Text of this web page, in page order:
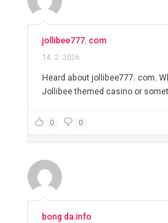
jollibee777. com
14. 2. 2026
Heard about jollibee777. com.
Jollibee themed casino or
0 0
bong da.info